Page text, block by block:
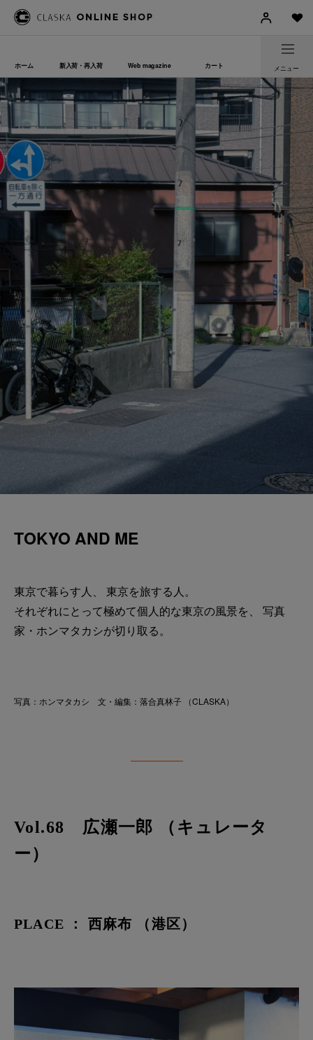
ホーム 新入荷・再入荷 Web magazine カート メニュー
TOKYO AND ME
東京で暮らす人、 東京を旅する人。
それぞれにとって極めて個人的な東京の風景を、 写真
家・ホンマタカシが切り取る。
写真：ホンマタカシ 文・編集：落合真林子 （CLASKA）
Vol.68 広瀬一郎 （キュレータ
ー）
PLACE ： 西麻布 （港区）